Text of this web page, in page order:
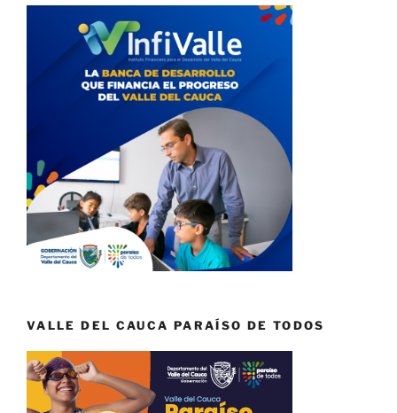
VALLE DEL CAUCA PARAÍSO DE TODOS